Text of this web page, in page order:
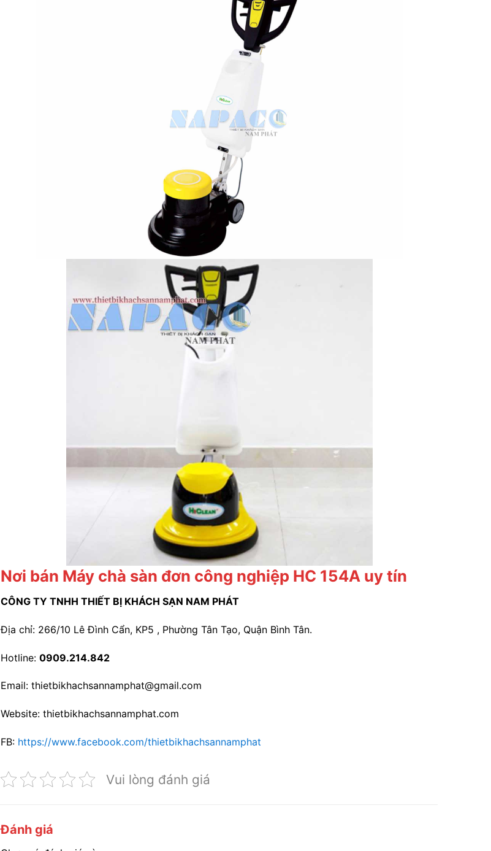
Nơi bán Máy chà sàn đơn công nghiệp HC 154A uy tín
CÔNG TY TNHH THIẾT BỊ KHÁCH SẠN NAM PHÁT
Địa chỉ: 266/10 Lê Đình Cẩn, KP5 , Phường Tân Tạo, Quận Bình Tân.
Hotline:0909.214.842
Email: thietbikhachsannamphat@gmail.com
Website: thietbikhachsannamphat.com
FB: https://www.facebook.com/thietbikhachsannamphat
Vui lòng đánh giá
Đánh giá